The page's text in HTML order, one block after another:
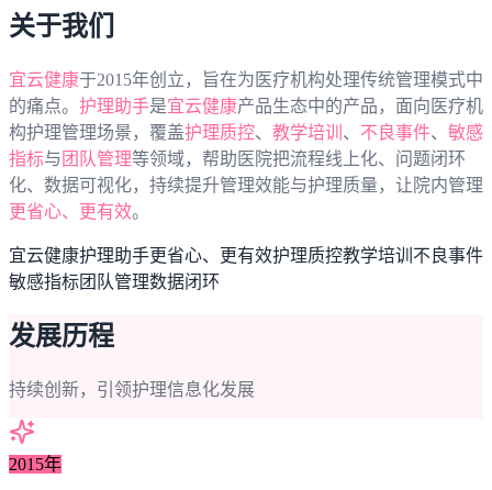
关于我们
宜云健康于2015年创立，旨在为医疗机构处理传统管理模式中
的痛点。 护理助手是宜云健康产品生态中的产品，面向医疗机
构护理管理场景，覆盖护理质控、 教学培训 、 不良事件、 敏感
指标与 团队管理等领域，帮助医院把流程线上化、问题闭环
化、数据可视化，持续提升管理效能与护理质量，让院内管理
更省心、更有效。
宜云健康护理助手更省心、更有效护理质控教学培训 不良事件
敏感指标团队管理数据闭环
发展历程
持续创新，引领护理信息化发展
2015年